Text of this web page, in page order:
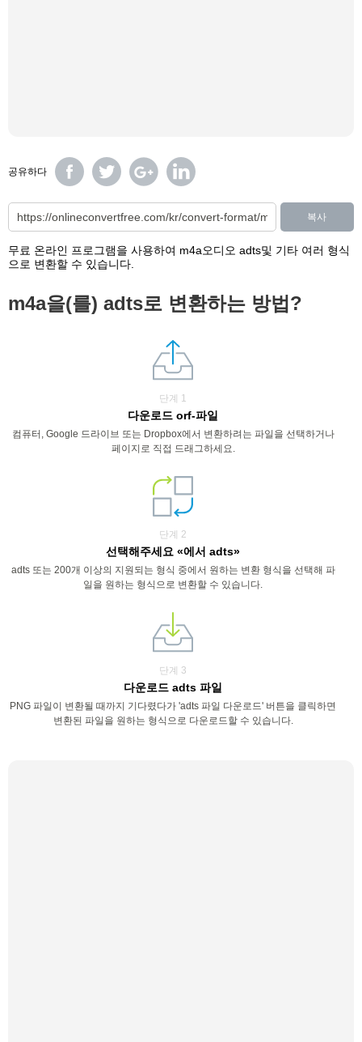
공유하다
복사
무료 온라인 프로그램을 사용하여 m4a오디오 adts및 기타 여러 형식
으로 변환할 수 있습니다.
m4a을(를) adts로 변환하는 방법?
단계 1
다운로드 orf-파일
컴퓨터, Google 드라이브 또는 Dropbox에서 변환하려는 파일을 선택하거나
페이지로 직접 드래그하세요.
단계 2
선택해주세요 «에서 adts»
adts 또는 200개 이상의 지원되는 형식 중에서 원하는 변환 형식을 선택해 파
일을 원하는 형식으로 변환할 수 있습니다.
단계 3
다운로드 adts 파일
PNG 파일이 변환될 때까지 기다렸다가 'adts 파일 다운로드' 버튼을 클릭하면
변환된 파일을 원하는 형식으로 다운로드할 수 있습니다.